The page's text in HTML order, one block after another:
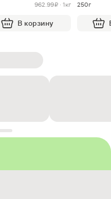
962.99 ₽ · 1кг
В корзину
250г